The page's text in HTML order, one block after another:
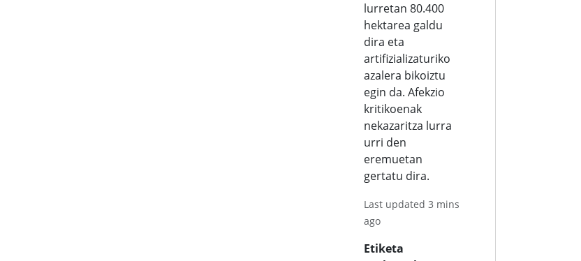
lurretan 80.400
hektarea galdu
dira eta
artifizializaturiko
azalera bikoiztu
egin da. Afekzio
kritikoenak
nekazaritza lurra
urri den
eremuetan
gertatu dira.
Last updated 3 mins
ago
Etiketa